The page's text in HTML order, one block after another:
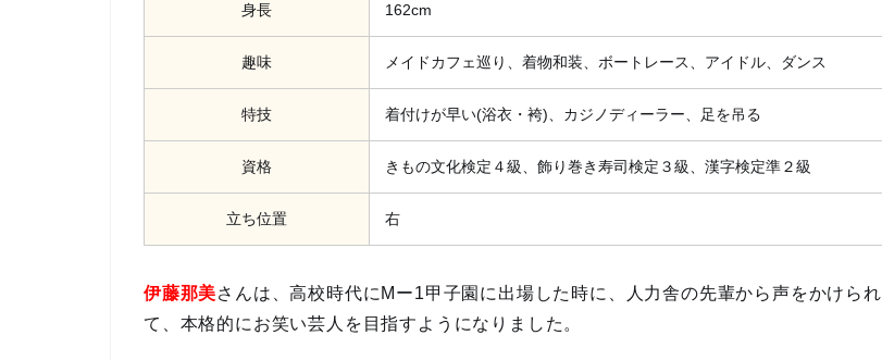
身長 162cm
趣味 メイドカフェ巡り、着物和装、ボートレース、アイドル、ダンス
特技 着付けが早い(浴衣・袴)、カジノディーラー、足を吊る
資格 きもの文化検定４級、飾り巻き寿司検定３級、漢字検定準２級
立ち位置 右
伊藤那美さんは、高校時代にMー1甲子園に出場した時に、人力舎の先輩から声をかけられ
て、本格的にお笑い芸人を目指すようになりました。